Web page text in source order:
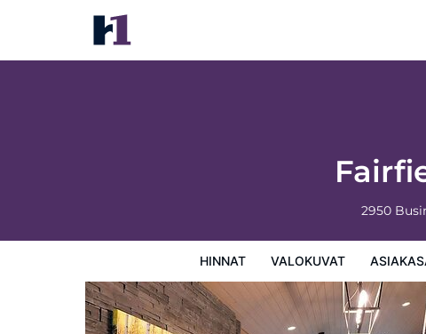
2950
HINNAT VALOKUVAT
Fairfield Inn & Suites Rockport
Hinnat